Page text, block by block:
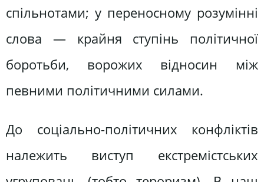
спільнотами; у переносному розумінні
слова — крайня ступінь політичної
боротьби, ворожих відносин між
певними політичними силами.
До соціально-політичних конфліктів
належить виступ екстремістських